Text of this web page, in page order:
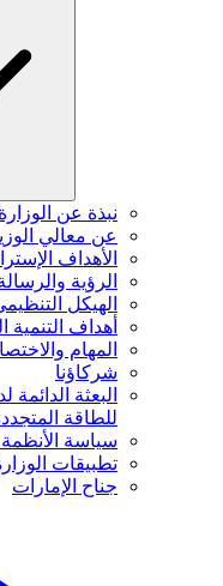
نبذة عن الوزارة
عن معالي
الأهداف
الرؤية
الهيكل
أهداف التنمية
المهام
شركاؤنا
البعثة الدائمة
للطاقة
سياسة الأنظمة
تطبيقات
جناح الإمارات